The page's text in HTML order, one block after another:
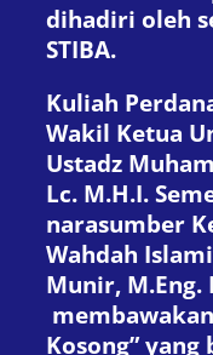
dihadiri oleh
STIBA.
Kuliah
Wakil Ketua
Ustadz
Lc. M.H.I.
narasumber
Wahdah
Munir,
Kosong”